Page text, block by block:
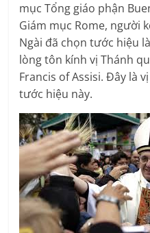
mục Tổng giáo phận
Giám mục Rome, người
Ngài đã chọn tước hiệu
lòng tôn kính vị Thánh
Francis of Assisi. Đây là
tước hiệu này.